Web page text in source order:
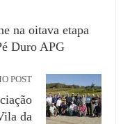
na oitava etapa
Duro APG
POST
da